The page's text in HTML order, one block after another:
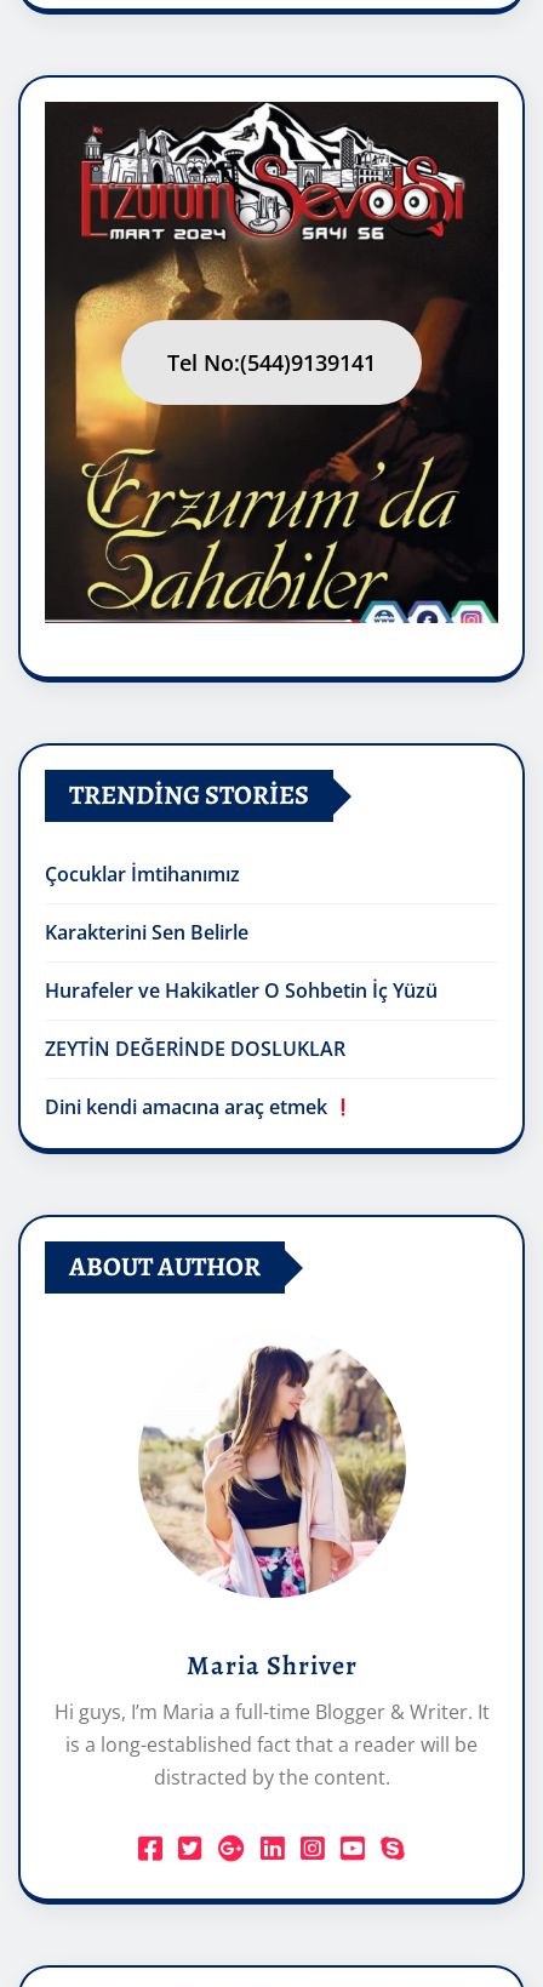
Tel No:(544)9139141
TRENDING STORIES
Çocuklar İmtihanımız
Karakterini Sen Belirle
Hurafeler ve Hakikatler O Sohbetin İç Yüzü
ZEYTİN DEĞERİNDE DOSLUKLAR
Dini kendi amacına araç etmek
ABOUT AUTHOR
Maria Shriver
Hi guys, I’m Maria a full-time Blogger & Writer. It
is a long-established fact that a reader will be
distracted by the content.